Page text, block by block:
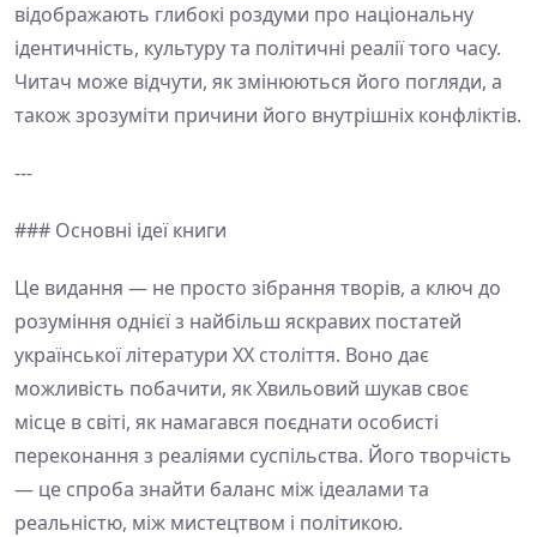
відображають глибокі роздуми про національну
ідентичність, культуру та політичні реалії того часу.
Читач може відчути, як змінюються його погляди, а
також зрозуміти причини його внутрішніх конфліктів.
---
### Основні ідеї книги
Це видання — не просто зібрання творів, а ключ до
розуміння однієї з найбільш яскравих постатей
української літератури ХХ століття. Воно дає
можливість побачити, як Хвильовий шукав своє
місце в світі, як намагався поєднати особисті
переконання з реаліями суспільства. Його творчість
— це спроба знайти баланс між ідеалами та
реальністю, між мистецтвом і політикою.